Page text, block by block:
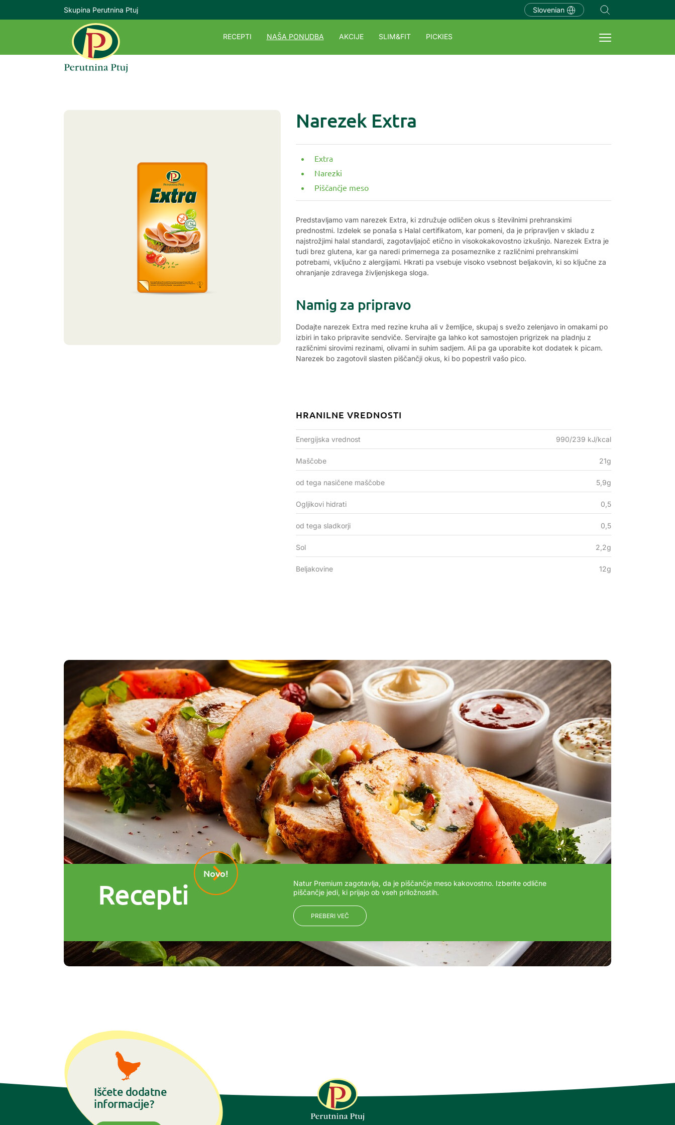
Skupina Perutnina Ptuj Slovenian
RECEPTI NAŠA PONUDBA AKCIJE SLIM&FIT PICKIES
Narezek Extra
Extra
Narezki
Piščančje meso
Predstavljamo vam narezek Extra, ki združuje odličen okus s številnimi prehranskimi
prednostmi. Izdelek se ponaša s Halal certifikatom, kar pomeni, da je pripravljen v skladu z
najstrožjimi halal standardi, zagotavljajoč etično in visokokakovostno izkušnjo. Narezek Extra je
tudi brez glutena, kar ga naredi primernega za posameznike z različnimi prehranskimi
potrebami, vključno z alergijami. Hkrati pa vsebuje visoko vsebnost beljakovin, ki so ključne za
ohranjanje zdravega življenjskega sloga.
Namig za pripravo
Dodajte narezek Extra med rezine kruha ali v žemljice, skupaj s svežo zelenjavo in omakami po
izbiri in tako pripravite sendviče. Servirajte ga lahko kot samostojen prigrizek na pladnju z
različnimi sirovimi rezinami, olivami in suhim sadjem. Ali pa ga uporabite kot dodatek k picam.
Narezek bo zagotovil slasten piščančji okus, ki bo popestril vašo pico.
HRANILNE VREDNOSTI
Energijska vrednost 990/239 kJ/kcal
Maščobe 21g
od tega nasičene maščobe 5,9g
Ogljikovi hidrati 0,5
od tega sladkorji 0,5
Sol 2,2g
Beljakovine 12g
Recepti
Novo!
Natur Premium zagotavlja, da je piščančje meso kakovostno. Izberite odlične
piščančje jedi, ki prijajo ob vseh priložnostih.
PREBERI VEČ
Iščete dodatne
informacije?